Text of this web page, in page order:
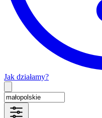
Jak działamy?